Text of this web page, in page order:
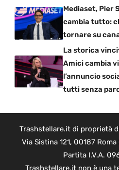
Mediaset, Pier
cambia tutto:
tornare su
La storica
Amici cambia
l’annuncio
tutti senza
Trashstellare.it di proprietà di
Via Sistina 121, 00187
Partita I.V.A.
Trashstellare.it non è una